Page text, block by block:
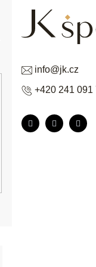
info@jk.cz
+420 241 091